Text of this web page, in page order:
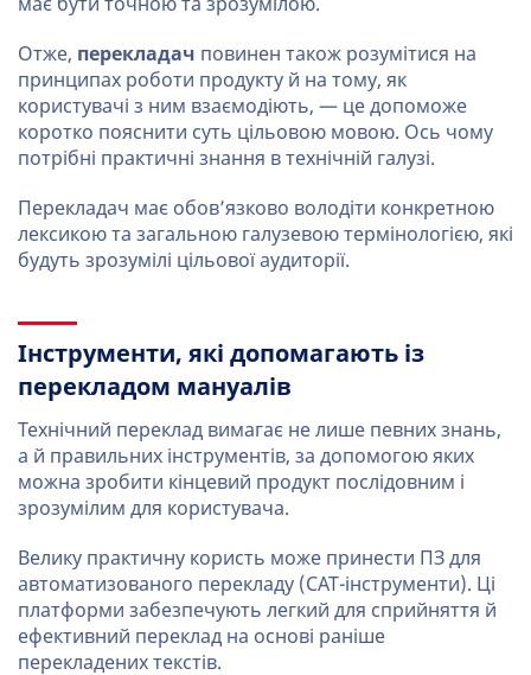
Отже, перекладач повинен також розумітися на
принципах роботи продукту й на тому, як
користувачі з ним взаємодіють, — це допоможе
коротко пояснити суть цільовою мовою. Ось чому
потрібні практичні знання в технічній галузі.
Перекладач має обов’язково володіти конкретною
лексикою та загальною галузевою термінологією, які
будуть зрозумілі цільової аудиторії.
Інструменти, які допомагають із
перекладом мануалів
Технічний переклад вимагає не лише певних знань,
а й правильних інструментів, за допомогою яких
можна зробити кінцевий продукт послідовним і
зрозумілим для користувача.
Велику практичну користь може принести ПЗ для
автоматизованого перекладу (CAT-інструменти). Ці
платформи забезпечують легкий для сприйняття й
ефективний переклад на основі раніше
перекладених текстів.